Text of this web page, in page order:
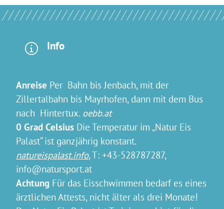
Info
Anreise Per Bahn bis Jenbach, mit der
Zillertalbahn bis Mayrhofen, dann mit dem Bus
nach Hintertux. oebb.at
0 Grad Celsius Die Temperatur im „Natur Eis
Palast“ ist ganzjährig konstant.
natureispalast.info, T: +43-528787287,
info@natursport.at
Achtung Für das Eisschwimmen bedarf es eines
ärztlichen Attests, nicht älter als drei Monate!